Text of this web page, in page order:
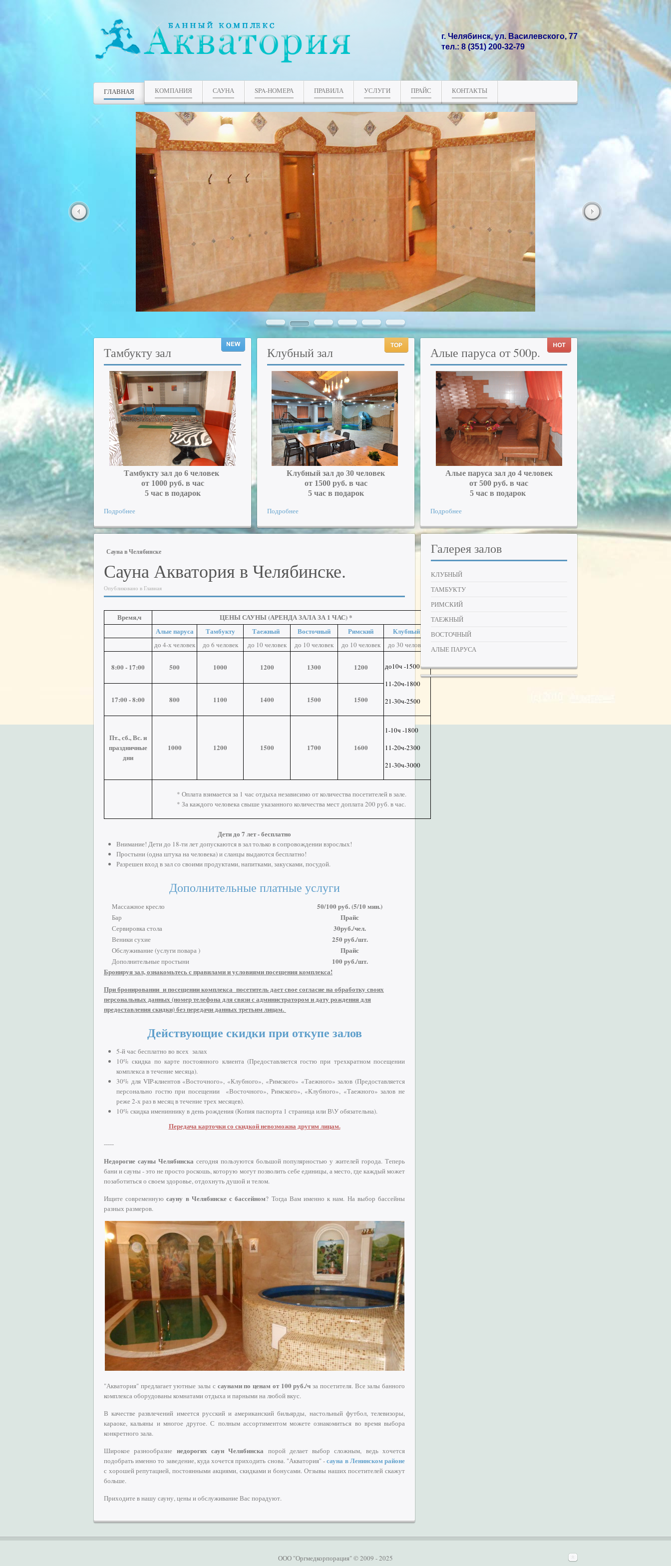
г. Челябинск, ул. Василевского, 77
тел.: 8 (351) 200-32-79
ГЛАВНАЯ КОМПАНИЯ САУНА SPA-НОМЕРА ПРАВИЛА УСЛУГИ ПРАЙС КОНТАКТЫ
Тамбукту зал
Тамбукту зал до 6 человек
от 1000 руб. в час
5 час в подарок
Подробнее
Клубный зал
Клубный зал до 30 человек
от 1500 руб. в час
5 час в подарок
Подробнее
Алые паруса от 500р.
Алые паруса зал до 4 человек
от 500 руб. в час
5 час в подарок
Подробнее
Сауна в Челябинске
Сауна Акватория в Челябинске.
Опубликовано в Главная
Время,ч ЦЕНЫ САУНЫ (АРЕНДА ЗАЛА ЗА 1 ЧАС) *
Алые паруса
Тамбукту Таежный Восточный Римский Клубный
до 4-х человек до 6 человек до 10 человек до 10 человек до 10 человек до 30 человек
8:00 - 17:00 500 1000 1200 1300 1200
до10ч -1500
11-20ч-1800
21-30ч-2500
17:00 - 8:00 800 1100 1400 1500 1500
Пт., сб., Вс. и
праздничные
дни
1000 1200 1500 1700 1600
1-10ч -1800
11-20ч-2300
21-30ч-3000
* Оплата взимается за 1 час отдыха независимо от количества посетителей в зале.
* За каждого человека свыше указанного количества мест доплата 200 руб. в час.
Дети до 7 лет - бесплатно
Внимание! Дети до 18-ти лет допускаются в зал только в сопровождении взрослых!
Простыни (одна штука на человека) и сланцы выдаются бесплатно!
Разрешен вход в зал со своими продуктами, напитками, закусками, посудой.
Дополнительные платные услуги
Массажное кресло 50/100 руб. (5/10 мин.)
Бар Прайс
Сервировка стола 30руб./чел.
Веники сухие 250 руб./шт.
Обслуживание (услуги повара ) Прайс
Дополнительные простыни
100 руб./шт.
Бронируя зал, ознакомьтесь с правилами и условиями посещения комплекса!
При бронировании и посещении комплекса посетитель дает свое согласие на обработку своих
персональных данных (номер телефона для связи с администратором и дату рождения для
предоставления скидки) без передачи данных третьим лицам.
Действующие скидки при откупе залов
5-й час бесплатно во всех залах
10% скидка по карте постоянного клиента (Предоставляется гостю при трехкратном посещении
комплекса в течение месяца).
30% для VIP-клиентов «Восточного», «Клубного», «Римского» «Таежного» залов (Предоставляется
персонально гостю при посещении «Восточного», Римского», «Клубного», «Таежного» залов не
реже 2-х раз в месяц в течение трех месяцев).
10% скидка имениннику в день рождения (Копия паспорта 1 страница или В\У обязательна).
Передача карточки со скидкой невозможна другим лицам.
-----
Недорогие сауны Челябинска сегодня пользуются большой популярностью у жителей города. Теперь
бани и сауны - это не просто роскошь, которую могут позволить себе единицы, а место, где каждый может
позаботиться о своем здоровье, отдохнуть душой и телом.
Ищите современнуюсауну в Челябинске с бассейном? Тогда Вам именно к нам. На выбор бассейны
разных размеров.
"Акватория" предлагает уютные залы с саунами по ценам от 100 руб./ч за посетителя. Все залы банного
комплекса оборудованы комнатами отдыха и парными на любой вкус.
В качестве развлечений имеется русский и американский бильярды, настольный футбол, телевизоры,
караоке, кальяны и многое другое. С полным ассортиментом можете ознакомиться во время выбора
конкретного зала.
Широкое разнообразие недорогих саун Челябинска порой делает выбор сложным, ведь хочется
подобрать именно то заведение, куда хочется приходить снова. "Акватория" -сауна в Ленинском районе
с хорошей репутацией, постоянными акциями, скидками и бонусами. Отзывы наших посетителей скажут
больше.
Приходите в нашу сауну, цены и обслуживание Вас порадуют.
Галерея залов
КЛУБНЫЙ
ТАМБУКТУ
РИМСКИЙ
ТАЕЖНЫЙ
ВОСТОЧНЫЙ
АЛЫЕ ПАРУСА
ООО "Оргмедкорпорация" © 2009 - 2025